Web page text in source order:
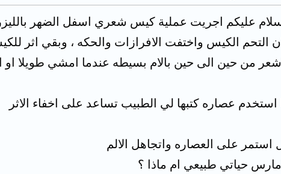
عليكم اجريت عملية كيس شعري اسفل الضهر
التحم الكيس واختفت الافرازات والحكه ، وبقي اثر
من حين الى حين بالام بسيطه عندما امشي طويلا
استخدم عصاره كتبها لي الطبيب تساعد على اخفاء الاثر
استمر على العصاره واتجاهل الالم
حياتي طبيعي ام ماذا ؟